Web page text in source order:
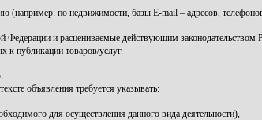
по недвижимости, базы E-mail – адресов,
и расцениваемые действующим
к публикации товаров/услуг.
объявления требуется указывать:
для осуществления данного вида деятельности),